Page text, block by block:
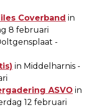
Coverband in
8 februari
-
in Middelharnis -
ASVO in
12 februari